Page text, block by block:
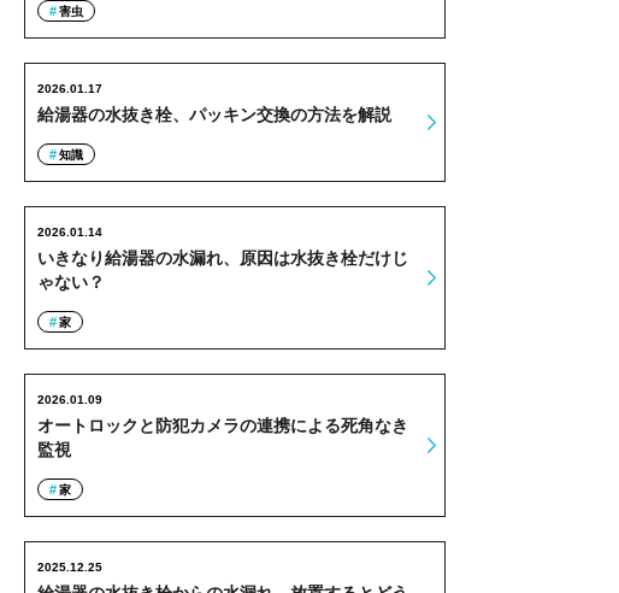
害虫
給湯器の水抜き栓、パッキン交換の方法を解説
2026.01.17
知識
いきなり給湯器の水漏れ、原因は水抜き栓だけじ
ゃない？
2026.01.14
家
オートロックと防犯カメラの連携による死角なき
監視
2026.01.09
家
2025.12.25